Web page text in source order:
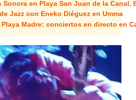
Sonora en Playa San Juan de la Canal,
Jazz con Eneko Diéguez en Umma
Madre: conciertos en directo en